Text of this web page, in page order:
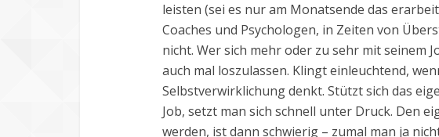
leisten (sei es nur am Monatsende das
Coaches und Psychologen, in Zeiten von
nicht. Wer sich mehr oder zu sehr mit seinem
auch mal loszulassen. Klingt einleuchtend,
Selbstverwirklichung denkt. Stützt sich das
Job, setzt man sich schnell unter Druck. Den
werden, ist dann schwierig – zumal man ja